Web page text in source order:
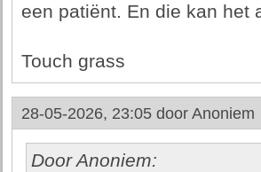
een patiënt. En die kan het
Touch grass
28-05-2026, 23:05 door Anoniem
Door Anoniem: